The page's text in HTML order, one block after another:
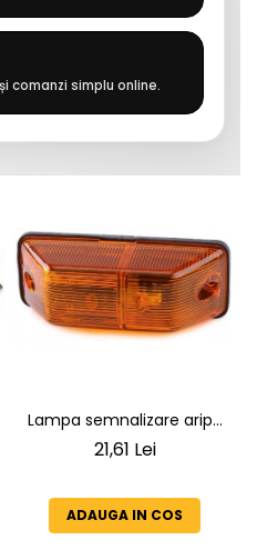
comanzi simplu online.
Lampa semnalizare aripa
VW LT 2 05.1996-12.2005 ;
1996-2002; Unimog 1949-;
Neoplan Euroliner,
21,61 Lei
ADAUGA IN COS